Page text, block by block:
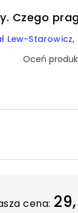
Czego
Lew-Starowicz
Oceń
cena: